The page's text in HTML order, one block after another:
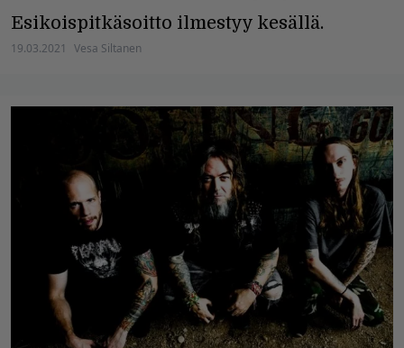
Esikoispitkäsoitto ilmestyy kesällä.
19.03.2021 Vesa Siltanen